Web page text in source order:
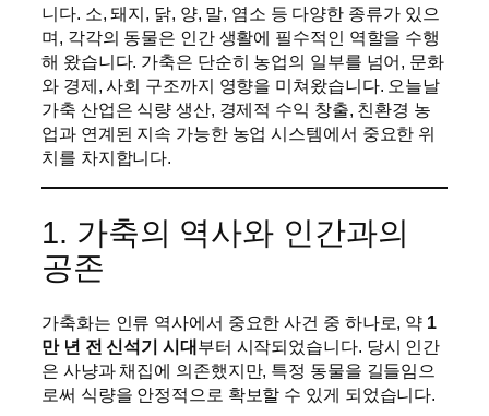
니다. 소, 돼지, 닭, 양, 말, 염소 등 다양한 종류가 있으
며, 각각의 동물은 인간 생활에 필수적인 역할을 수행
해 왔습니다. 가축은 단순히 농업의 일부를 넘어, 문화
와 경제, 사회 구조까지 영향을 미쳐왔습니다. 오늘날
가축 산업은 식량 생산, 경제적 수익 창출, 친환경 농
업과 연계된 지속 가능한 농업 시스템에서 중요한 위
치를 차지합니다.
1. 가축의 역사와 인간과의
공존
가축화는 인류 역사에서 중요한 사건 중 하나로, 약 1
만 년 전 신석기 시대 부터 시작되었습니다. 당시 인간
은 사냥과 채집에 의존했지만, 특정 동물을 길들임으
로써 식량을 안정적으로 확보할 수 있게 되었습니다.